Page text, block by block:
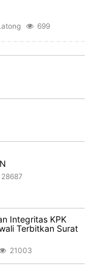
699
28687
Integritas KPK
Terbitkan Surat
21003